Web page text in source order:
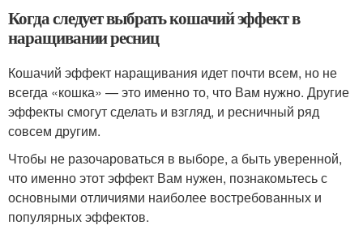
Когда следует выбрать кошачий эффект в
наращивании ресниц
Кошачий эффект наращивания идет почти всем, но не
всегда «кошка» — это именно то, что Вам нужно. Другие
эффекты смогут сделать и взгляд, и ресничный ряд
совсем другим.
Чтобы не разочароваться в выборе, а быть уверенной,
что именно этот эффект Вам нужен, познакомьтесь с
основными отличиями наиболее востребованных и
популярных эффектов.